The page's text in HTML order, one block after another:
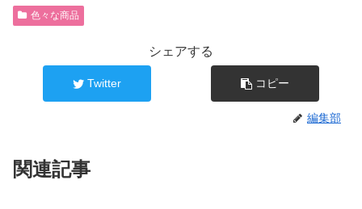
色々な商品
シェアする
Twitter コピー
編集部
関連記事